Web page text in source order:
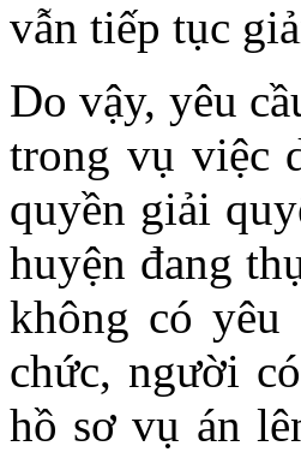
vẫn tiếp tục
Do vậy, yêu
trong vụ việc
quyền giải
huyện đang
không có
chức, người
hồ sơ vụ án